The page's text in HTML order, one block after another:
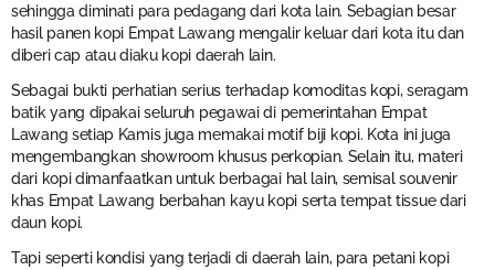
sehingga diminati para pedagang dari kota lain. Sebagian besar
hasil panen kopi Empat Lawang mengalir keluar dari kota itu dan
diberi cap atau diaku kopi daerah lain.
Sebagai bukti perhatian serius terhadap komoditas kopi, seragam
batik yang dipakai seluruh pegawai di pemerintahan Empat
Lawang setiap Kamis juga memakai motif biji kopi. Kota ini juga
mengembangkan showroom khusus perkopian. Selain itu, materi
dari kopi dimanfaatkan untuk berbagai hal lain, semisal souvenir
khas Empat Lawang berbahan kayu kopi serta tempat tissue dari
daun kopi.
Tapi seperti kondisi yang terjadi di daerah lain, para petani kopi